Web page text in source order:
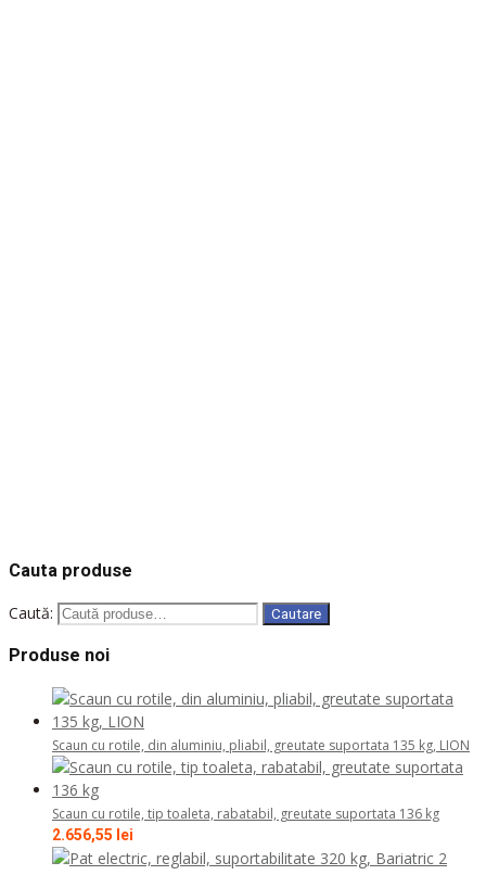
Cauta produse
Caută: Cautare
Produse noi
Scaun cu rotile, din aluminiu, pliabil, greutate suportata 135 kg, LION
Scaun cu rotile, tip toaleta, rabatabil, greutate suportata 136 kg
2.656,55 lei